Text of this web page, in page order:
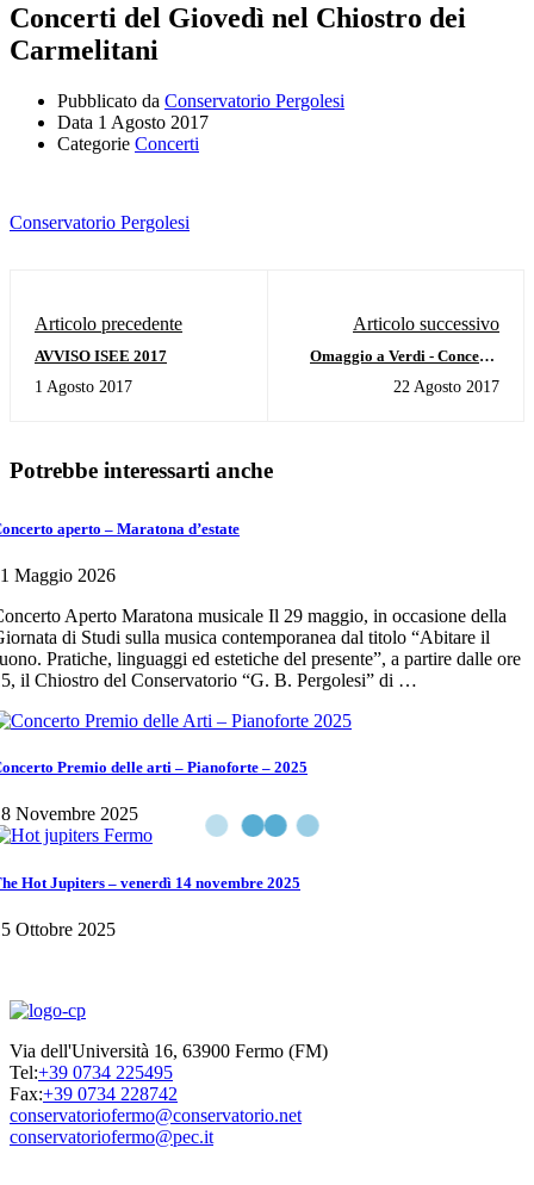
Concerti del Giovedì nel Chiostro dei
Carmelitani
Pubblicato da Conservatorio Pergolesi
Data 1 Agosto 2017
Categorie Concerti
Conservatorio Pergolesi
Articolo precedente
AVVISO ISEE 2017
1 Agosto 2017
Articolo successivo
Omaggio a Verdi - Concerto
Carmelitani) - 24 agosto 2017 -
22 Agosto 2017
Potrebbe interessarti anche
aperto – Maratona d’estate
Maggio 2026
Aperto Maratona musicale Il 29 maggio, in occasione della
di Studi sulla musica contemporanea dal titolo “Abitare il
Pratiche, linguaggi ed estetiche del presente”, a partire dalle ore
il Chiostro del Conservatorio “G. B. Pergolesi” di …
Premio delle arti – Pianoforte – 2025
Novembre 2025
Hot Jupiters – venerdì 14 novembre 2025
Ottobre 2025
Via dell'Università 16, 63900 Fermo (FM)
Tel:+39 0734 225495
Fax:+39 0734 228742
conservatoriofermo@conservatorio.net
conservatoriofermo@pec.it